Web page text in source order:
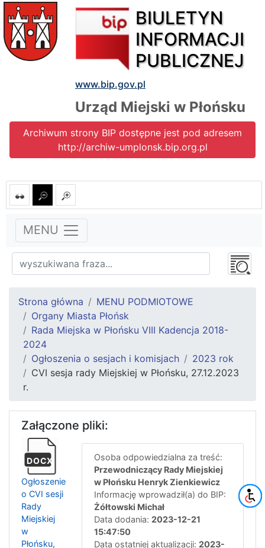
BIULETYN
INFORMACJI
PUBLICZNEJ
www.bip.gov.pl
Urząd Miejski w Płońsku
Archiwum strony BIP dostępne jest pod adresem
http://archiw-umplonsk.bip.org.pl
MENU
Strona główna
MENU PODMIOTOWE
Organy Miasta Płońsk
Rada Miejska w Płońsku VIII Kadencja 2018-
2024
Ogłoszenia o sesjach i komisjach
2023 rok
CVI sesja rady Miejskiej w Płońsku, 27.12.2023
r.
Załączone pliki:
DOCX
Ogłoszenie
o CVI sesji
Rady
Miejskiej
w
Płońsku,
Osoba odpowiedzialna za treść:
Przewodniczący Rady Miejskiej
w Płońsku Henryk Zienkiewicz
Informację wprowadził(a) do BIP:
Żółtowski Michał
Data dodania: 2023-12-21
15:47:50
Data ostatniej aktualizacji: 2023-